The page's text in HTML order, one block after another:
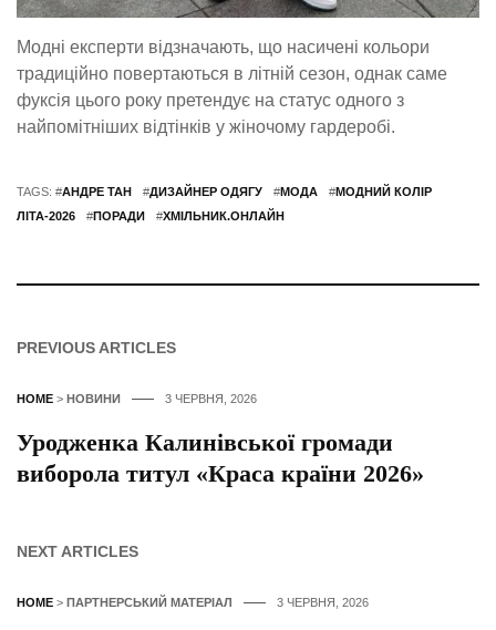
Модні експерти відзначають, що насичені кольори
традиційно повертаються в літній сезон, однак саме
фуксія цього року претендує на статус одного з
найпомітніших відтінків у жіночому гардеробі.
TAGS: #АНДРЕ ТАН #ДИЗАЙНЕР ОДЯГУ #МОДА #МОДНИЙ КОЛІР
ЛІТА-2026
#ПОРАДИ #ХМІЛЬНИК.ОНЛАЙН
PREVIOUS ARTICLES
HOME > НОВИНИ 3 ЧЕРВНЯ, 2026
Уродженка Калинівської громади
виборола титул «Краса країни 2026»
NEXT ARTICLES
HOME > ПАРТНЕРСЬКИЙ МАТЕРІАЛ 3 ЧЕРВНЯ, 2026